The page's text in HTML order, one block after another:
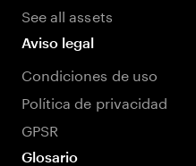
See all assets
Aviso legal
Condiciones de uso
Política de privacidad
GPSR
Glosario